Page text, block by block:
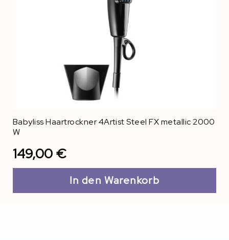
Babyliss Haartrockner 4Artist Steel FX metallic 2000
W
149,00 €
In den Warenkorb